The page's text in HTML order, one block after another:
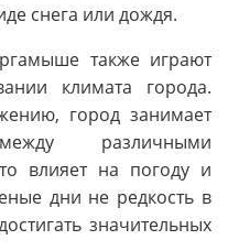
снега или дождя.
также играют
климата города.
город занимает
различными
влияет на погоду и
дни не редкость в
значительных